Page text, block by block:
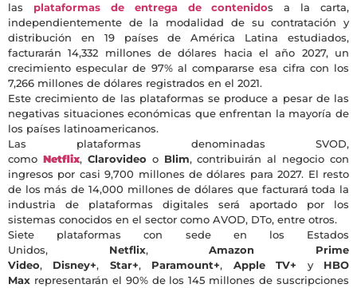
las plataformas de entrega de contenidos a la carta,
independientemente de la modalidad de su contratación y
distribución en 19 países de América Latina estudiados,
facturarán 14,332 millones de dólares hacia el año 2027, un
crecimiento especular de 97% al compararse esa cifra con los
7,266 millones de dólares registrados en el 2021.
Este crecimiento de las plataformas se produce a pesar de las
negativas situaciones económicas que enfrentan la mayoría de
los países latinoamericanos.
Las plataformas denominadas SVOD,
como Netflix, Clarovideo o Blim, contribuirán al negocio con
ingresos por casi 9,700 millones de dólares para 2027. El resto
de los más de 14,000 millones de dólares que facturará toda la
industria de plataformas digitales será aportado por los
sistemas conocidos en el sector como AVOD, DTo, entre otros.
Siete plataformas con sede en los Estados
Unidos, Netflix,Amazon Prime
Video, Disney+, Star+, Paramount+, Apple TV+ y HBO
Max representarán el 90% de los 145 millones de suscripciones